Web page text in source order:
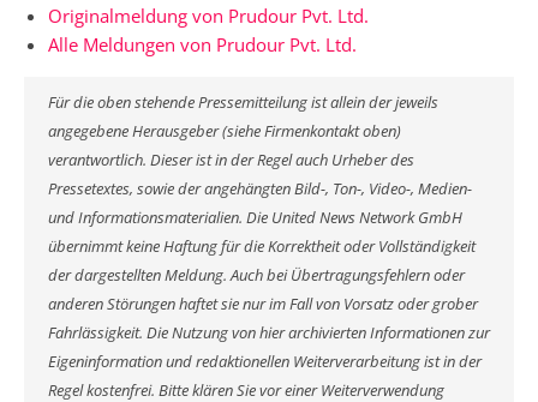
Originalmeldung von Prudour Pvt. Ltd.
Alle Meldungen von Prudour Pvt. Ltd.
Für die oben stehende Pressemitteilung ist allein der jeweils
angegebene Herausgeber (siehe Firmenkontakt oben)
verantwortlich. Dieser ist in der Regel auch Urheber des
Pressetextes, sowie der angehängten Bild-, Ton-, Video-, Medien-
und Informationsmaterialien. Die United News Network GmbH
übernimmt keine Haftung für die Korrektheit oder Vollständigkeit
der dargestellten Meldung. Auch bei Übertragungsfehlern oder
anderen Störungen haftet sie nur im Fall von Vorsatz oder grober
Fahrlässigkeit. Die Nutzung von hier archivierten Informationen zur
Eigeninformation und redaktionellen Weiterverarbeitung ist in der
Regel kostenfrei. Bitte klären Sie vor einer Weiterverwendung